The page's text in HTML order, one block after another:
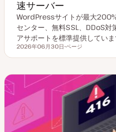
速サーバー
WordPressサイトが最大
センター、無料SSL、DDoS
アサポートを標準提供してい
更新日
2026年06月30日
稿
イ
プ
ページ